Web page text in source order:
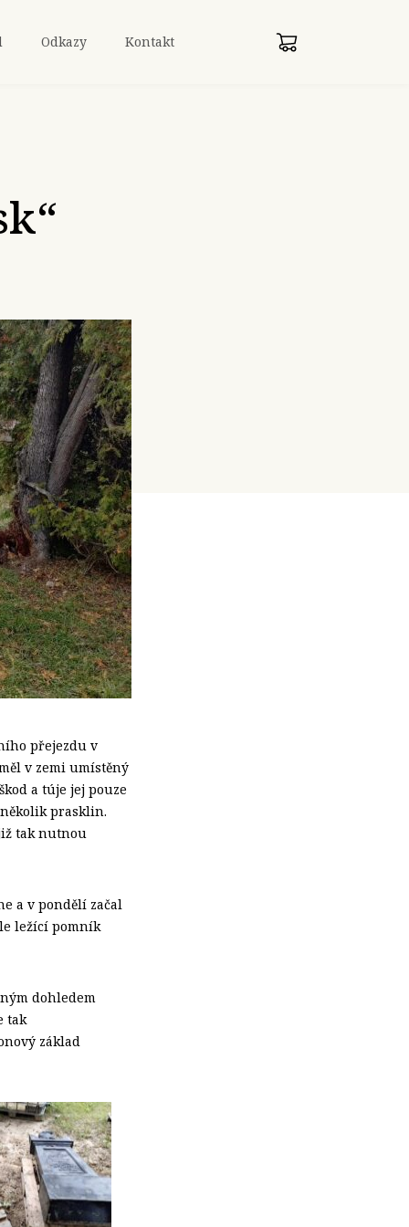
Odkazy Kontakt
přejezdu v
v zemi umístěný
a túje jej pouze
prasklin.
tak nutnou
a v pondělí začal
ležící pomník
dohledem
tak
základ